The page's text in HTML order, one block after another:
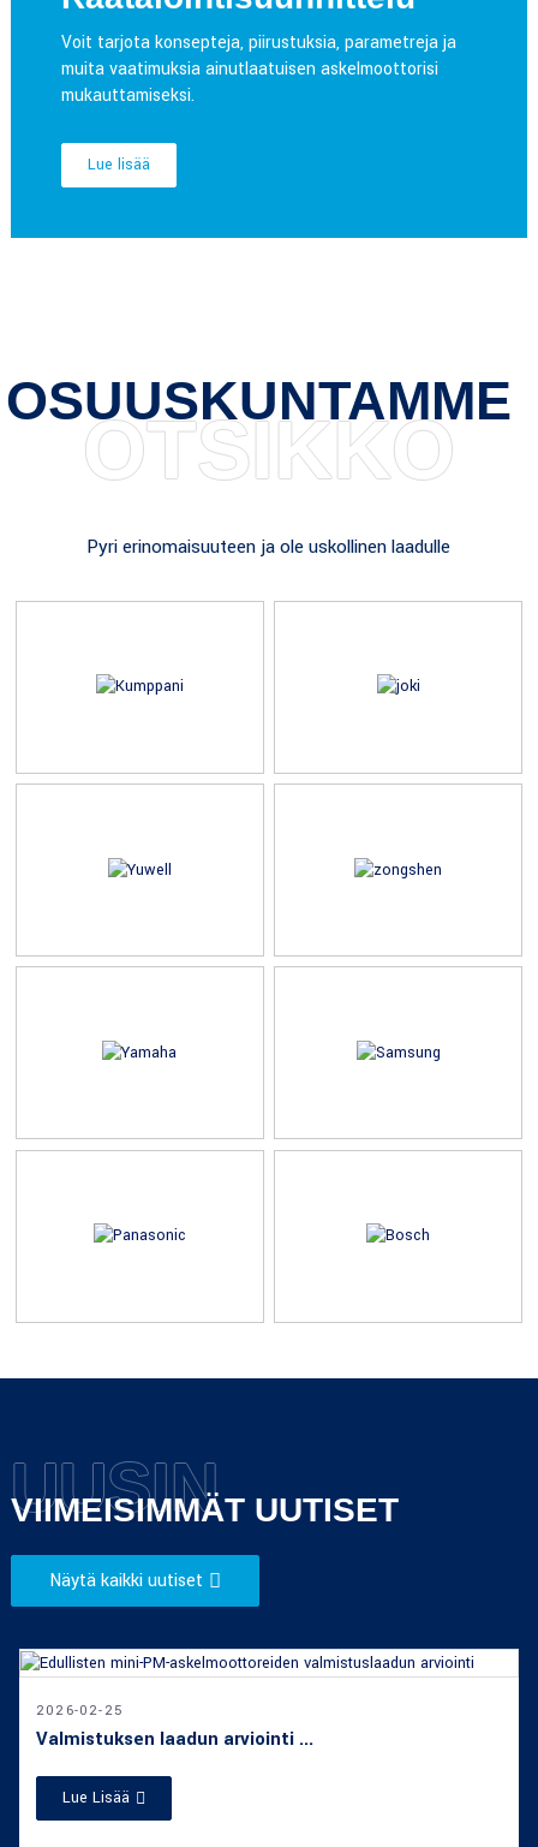
Voit tarjota konsepteja, piirustuksia, parametreja ja
muita vaatimuksia ainutlaatuisen askelmoottorisi
mukauttamiseksi.
Lue lisää
OSUUSKUNTAMME
OTSIKKO
Pyri erinomaisuuteen ja ole uskollinen laadulle
VIIMEISIMMÄT UUTISET
UUSIN
Näytä kaikki uutiset
2026-02-25
Valmistuksen laadun arviointi ...
Lue Lisää